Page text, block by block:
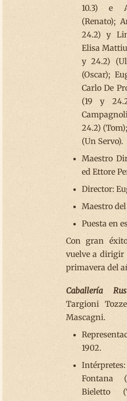
10.3) e
(Renato);
24.2) y
Elisa
y 24.2)
(Oscar);
Carlo De
(19 y
24.2)
(Un Servo).
Maestro
ed Ettore
Director:
Maestro
Puesta en
Con gran
vuelve a dirigir
primavera del
Caballería
Targioni
Mascagni.
1902.
Fontana
Bieletto